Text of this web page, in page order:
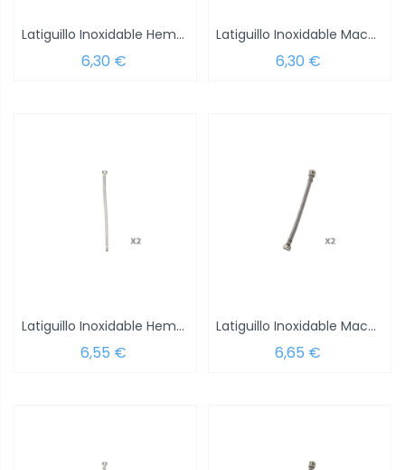
Latiguillo Inoxidable Hembra 3/8 - Hembra...
6,30 €
Latiguillo Inoxidable Macho 3/8 - Hembra...
6,30 €
Latiguillo Inoxidable Hembra 1/2 - Hembra...
6,55 €
Latiguillo Inoxidable Macho 1/2 - Hembra...
6,65 €